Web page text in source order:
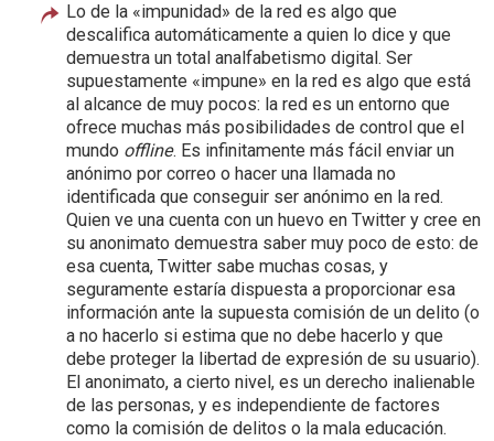
Lo de la «impunidad» de la red es algo que
descalifica automáticamente a quien lo dice y que
demuestra un total analfabetismo digital. Ser
supuestamente «impune» en la red es algo que está
al alcance de muy pocos: la red es un entorno que
ofrece muchas más posibilidades de control que el
mundo offline. Es infinitamente más fácil enviar un
anónimo por correo o hacer una llamada no
identificada que conseguir ser anónimo en la red.
Quien ve una cuenta con un huevo en Twitter y cree en
su anonimato demuestra saber muy poco de esto: de
esa cuenta, Twitter sabe muchas cosas, y
seguramente estaría dispuesta a proporcionar esa
información ante la supuesta comisión de un delito (o
a no hacerlo si estima que no debe hacerlo y que
debe proteger la libertad de expresión de su usuario).
El anonimato, a cierto nivel, es un derecho inalienable
de las personas, y es independiente de factores
como la comisión de delitos o la mala educación.